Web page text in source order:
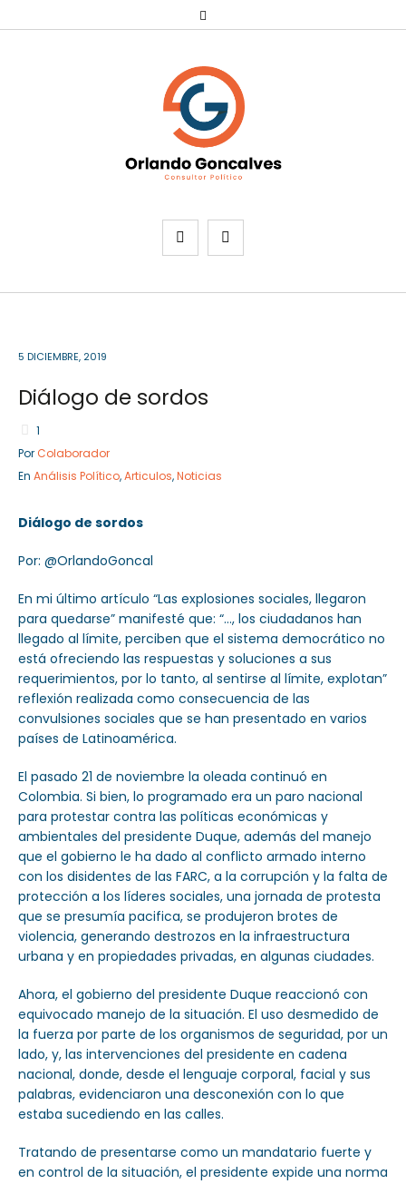
Servicios
5 DICIEMBRE, 2019
Diálogo de sordos
1
Por Colaborador
En Análisis Político,Articulos,Noticias
Diálogo de sordos
Por: @OrlandoGoncal
En mi último artículo “Las explosiones sociales, llegaron
para quedarse” manifesté que: “…, los ciudadanos han
llegado al límite, perciben que el sistema democrático no
está ofreciendo las respuestas y soluciones a sus
requerimientos, por lo tanto, al sentirse al límite, explotan”
reflexión realizada como consecuencia de las
convulsiones sociales que se han presentado en varios
países de Latinoamérica.
El pasado 21 de noviembre la oleada continuó en
Colombia. Si bien, lo programado era un paro nacional
para protestar contra las políticas económicas y
ambientales del presidente Duque, además del manejo
que el gobierno le ha dado al conflicto armado interno
con los disidentes de las FARC, a la corrupción y la falta de
protección a los líderes sociales, una jornada de protesta
que se presumía pacifica, se produjeron brotes de
violencia, generando destrozos en la infraestructura
urbana y en propiedades privadas, en algunas ciudades.
Ahora, el gobierno del presidente Duque reaccionó con
equivocado manejo de la situación. El uso desmedido de
la fuerza por parte de los organismos de seguridad, por un
lado, y, las intervenciones del presidente en cadena
nacional, donde, desde el lenguaje corporal, facial y sus
palabras, evidenciaron una desconexión con lo que
estaba sucediendo en las calles.
Tratando de presentarse como un mandatario fuerte y
en control de la situación, el presidente expide una norma